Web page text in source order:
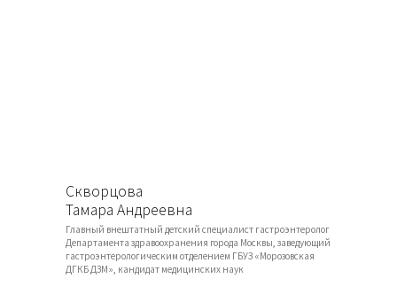
Скворцова
Тамара Андреевна
Главный внештатный детский специалист гастроэнтеролог
Департамента здравоохранения города Москвы, заведующий
гастроэнтерологическим отделением ГБУЗ «Морозовская
ДГКБ ДЗМ», кандидат медицинских наук